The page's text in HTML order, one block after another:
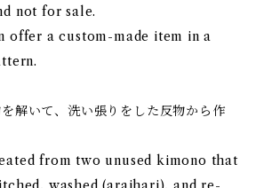
not for sale.
offer a custom-made item in a
解いて、洗い張りをした反物から作
from two unused kimono that